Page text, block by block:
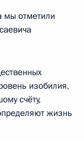
мы отметили
изобилия,
счёту,
жизнь